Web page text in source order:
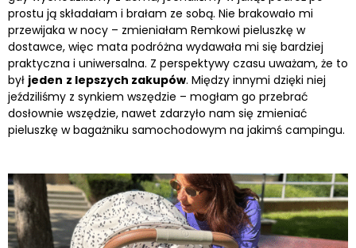
prostu ją składałam i brałam ze sobą. Nie brakowało mi
przewijaka w nocy – zmieniałam Remkowi pieluszkę w
dostawce, więc mata podróżna wydawała mi się bardziej
praktyczna i uniwersalna. Z perspektywy czasu uważam, że to
był jeden z lepszych zakupów. Między innymi dzięki niej
jeździliśmy z synkiem wszędzie – mogłam go przebrać
dosłownie wszędzie, nawet zdarzyło nam się zmieniać
pieluszkę w bagażniku samochodowym na jakimś campingu.